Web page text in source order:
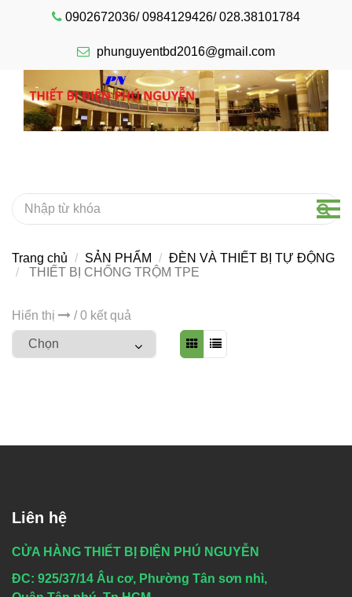
0902672036/ 0984129426/ 028.38101784
phunguyentbd2016@gmail.com
Trang chủ SẢN PHẨM
ĐÈN VÀ THIẾT BỊ TỰ ĐỘNG
THIẾT BỊ CHỐNG TRỘM TPE
Hiển thị / 0 kết quả
Liên hệ
CỬA HÀNG THIẾT BỊ ĐIỆN PHÚ NGUYỄN
ĐC: 925/37/14 Âu cơ, Phường Tân sơn nhì,